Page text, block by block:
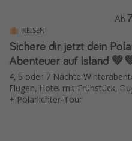
REISEN
Sichere dir jetzt dein
Abenteuer auf Island
4, 5 oder 7 Nächte
Flügen, Hotel mit Frühstück,
+ Polarlichter-Tour
Ab